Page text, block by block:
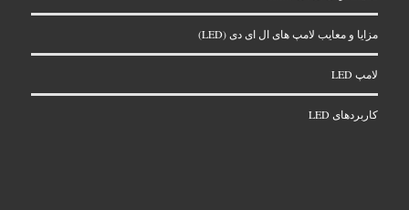
مزایا و معایب لامپ های ال ای دی (LED)
لامپ LED
کاربردهای LED